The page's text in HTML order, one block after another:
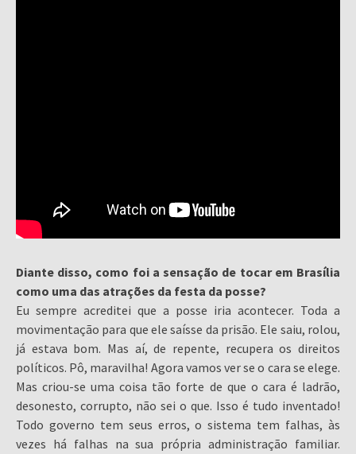
Diante disso, como foi a sensação de tocar em Brasília
como uma das atrações da festa da posse?
Eu sempre acreditei que a posse iria acontecer. Toda a
movimentação para que ele saísse da prisão. Ele saiu, rolou,
já estava bom. Mas aí, de repente, recupera os direitos
políticos. Pô, maravilha! Agora vamos ver se o cara se elege.
Mas criou-se uma coisa tão forte de que o cara é ladrão,
desonesto, corrupto, não sei o que. Isso é tudo inventado!
Todo governo tem seus erros, o sistema tem falhas, às
vezes há falhas na sua própria administração familiar.